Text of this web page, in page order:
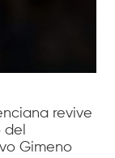
revive
del
Gimeno